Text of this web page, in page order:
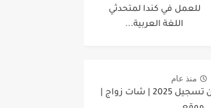
للعمل في كندا لمتحدثي
اللغة العربية...
منذ عام
تعارف وزواج بدون تسجيل 2025 | شات زواج |